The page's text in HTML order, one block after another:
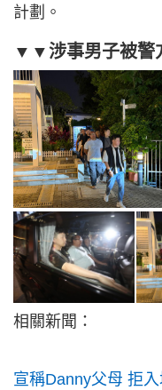
計劃。
▼▼涉事男子被
相關新聞：
宣稱Danny父母 拒